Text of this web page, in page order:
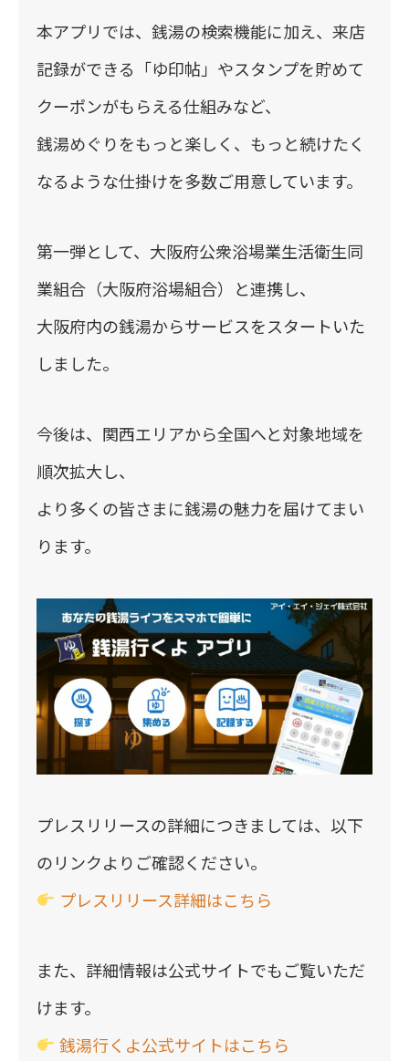
本アプリでは、銭湯の検索機能に加え、来店
記録ができる「ゆ印帖」やスタンプを貯めて
クーポンがもらえる仕組みなど、
銭湯めぐりをもっと楽しく、もっと続けたく
なるような仕掛けを多数ご用意しています。
第一弾として、大阪府公衆浴場業生活衛生同
業組合（大阪府浴場組合）と連携し、
大阪府内の銭湯からサービスをスタートいた
しました。
今後は、関西エリアから全国へと対象地域を
順次拡大し、
より多くの皆さまに銭湯の魅力を届けてまい
ります。
プレスリリースの詳細につきましては、以下
のリンクよりご確認ください。
プレスリリース詳細はこちら
また、詳細情報は公式サイトでもご覧いただ
けます。
銭湯行くよ公式サイトはこちら